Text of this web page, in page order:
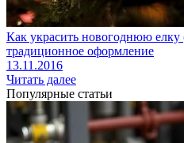
Как украсить новогоднюю
традиционное оформление
13.11.2016
Читать далее
Популярные статьи